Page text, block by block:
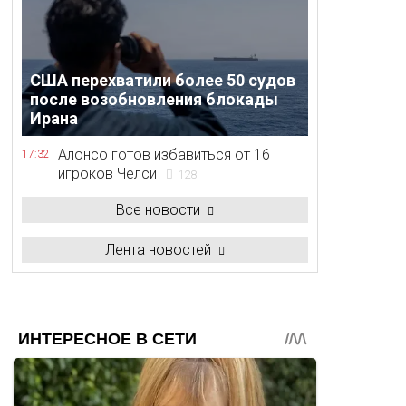
США перехватили более 50 судов
после возобновления блокады
Ирана
17:32
Алонсо готов избавиться от 16
игроков Челси
128
Все новости
Лента новостей